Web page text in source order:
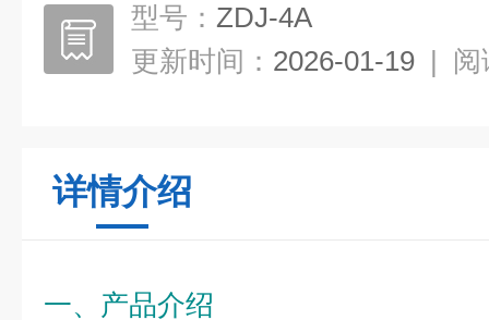
型号： ZDJ-4A
更新时间： 2026-01-19 | 阅
详情介绍
一、产品介绍